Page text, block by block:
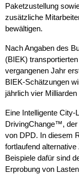
Paketzustellung
zusätzliche
bewältigen.
Nach Angaben des
(BIEK)
vergangenen Jahr
BIEK-Schätzungen
jährlich vier
Eine Intelligente
DrivingChange™, der
von DPD. In diesem
fortlaufend
Beispiele dafür sind
Erprobung von